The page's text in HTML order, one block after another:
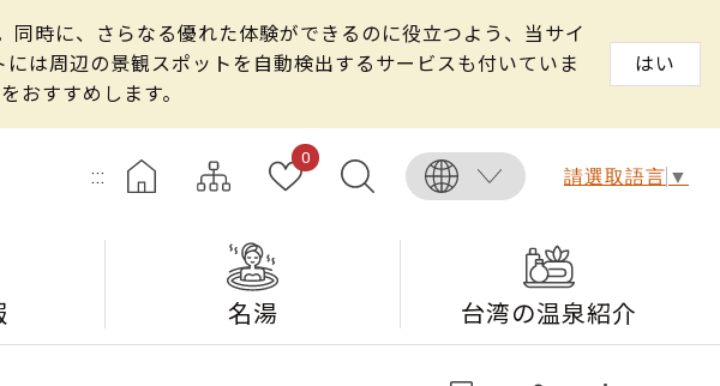
時に、さらなる優れた体験ができるのに役立つよう、当サイ
は周辺の景観スポットを自動検出するサービスも付いていま
おすすめします。
はい
:::
0
請選取語言 ▼
名湯 台湾の温泉紹介